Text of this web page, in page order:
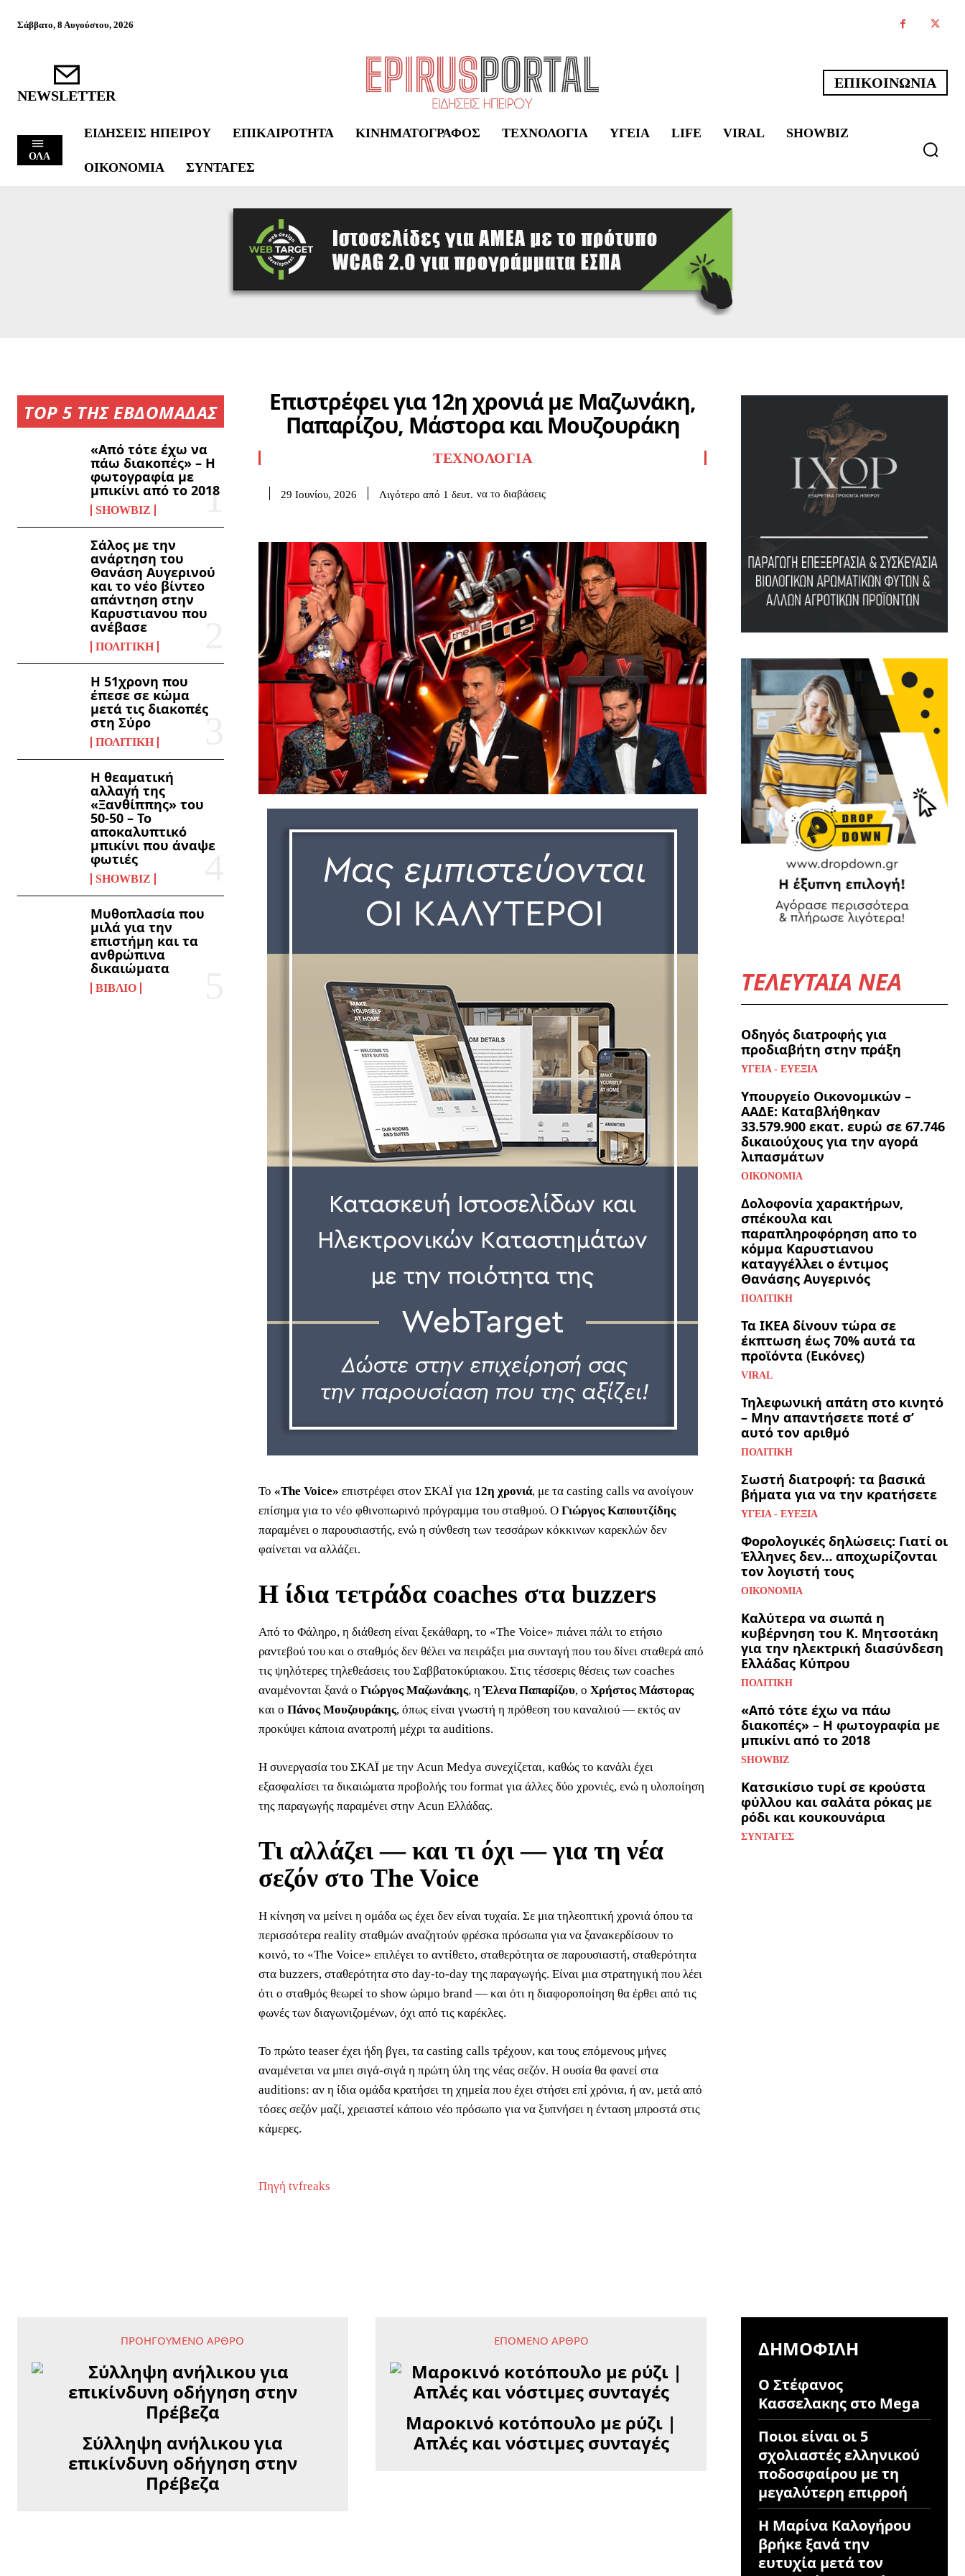
Σάββατο, 8 Αυγούστου, 2026
NEWSLETTER
ΕΠΙΚΟΙΝΩΝΙΑ
ΟΛΑ
ΕΙΔΉΣΕΙΣ ΗΠΕΊΡΟΥ ΕΠΙΚΑΙΡΌΤΗΤΑ ΚΙΝΗΜΑΤΟΓΡΆΦΟΣ ΤΕΧΝΟΛΟΓΊΑ ΥΓΕΊΑ LIFE VIRAL SHOWBIZ
ΟΙΚΟΝΟΜΊΑ ΣΥΝΤΑΓΈΣ
TOP 5 ΤΗΣ ΕΒΔΟΜΑΔΑΣ
«Από τότε έχω να
πάω διακοπές» – Η
φωτογραφία με
μπικίνι από το 2018
SHOWBIZ
Σάλος με την
ανάρτηση του
Θανάση Αυγερινού
και το νέο βίντεο
απάντηση στην
Καρυστιανου που
ανέβασε
ΠΟΛΙΤΙΚΉ
Η 51χρονη που
έπεσε σε κώμα
μετά τις διακοπές
στη Σύρο
ΠΟΛΙΤΙΚΉ
Η θεαματική
αλλαγή της
«Ξανθίππης» του
50-50 – Το
αποκαλυπτικό
μπικίνι που άναψε
φωτιές
SHOWBIZ
Μυθοπλασία που
μιλά για την
επιστήμη και τα
ανθρώπινα
δικαιώματα
ΒΙΒΛΊΟ
Επιστρέφει για 12η χρονιά με Μαζωνάκη,
Παπαρίζου, Μάστορα και Μουζουράκη
ΤΕΧΝΟΛΟΓΊΑ
29 Ιουνίου, 2026 Λιγότερο από 1 δευτ. να το διαβάσεις
Το «The Voice» επιστρέφει στον ΣΚΑΪ για 12η χρονιά, με τα casting calls να ανοίγουν
επίσημα για το νέο φθινοπωρινό πρόγραμμα του σταθμού. Ο Γιώργος Καπουτζίδης
παραμένει ο παρουσιαστής, ενώ η σύνθεση των τεσσάρων κόκκινων καρεκλών δεν
φαίνεται να αλλάζει.
Η ίδια τετράδα coaches στα buzzers
Από το Φάληρο, η διάθεση είναι ξεκάθαρη, το «The Voice» πιάνει πάλι το ετήσιο
ραντεβού του και ο σταθμός δεν θέλει να πειράξει μια συνταγή που του δίνει σταθερά από
τις ψηλότερες τηλεθεάσεις του Σαββατοκύριακου. Στις τέσσερις θέσεις των coaches
αναμένονται ξανά ο Γιώργος Μαζωνάκης, ηΈλενα Παπαρίζου, ο Χρήστος Μάστορας
και ο Πάνος Μουζουράκης, όπως είναι γνωστή η πρόθεση του καναλιού — εκτός αν
προκύψει κάποια ανατροπή μέχρι τα auditions.
Η συνεργασία του ΣΚΑΪ με την Acun Medya συνεχίζεται, καθώς το κανάλι έχει
εξασφαλίσει τα δικαιώματα προβολής του format για άλλες δύο χρονιές, ενώ η υλοποίηση
της παραγωγής παραμένει στην Acun Ελλάδας.
Τι αλλάζει — και τι όχι — για τη νέα
σεζόν στο The Voice
Η κίνηση να μείνει η ομάδα ως έχει δεν είναι τυχαία. Σε μια τηλεοπτική χρονιά όπου τα
περισσότερα reality σταθμών αναζητούν φρέσκα πρόσωπα για να ξανακερδίσουν το
κοινό, το «The Voice» επιλέγει το αντίθετο, σταθερότητα σε παρουσιαστή, σταθερότητα
στα buzzers, σταθερότητα στο day-to-day της παραγωγής. Είναι μια στρατηγική που λέει
ότι ο σταθμός θεωρεί το show ώριμο brand — και ότι η διαφοροποίηση θα έρθει από τις
φωνές των διαγωνιζομένων, όχι από τις καρέκλες.
Το πρώτο teaser έχει ήδη βγει, τα casting calls τρέχουν, και τους επόμενους μήνες
αναμένεται να μπει σιγά-σιγά η πρώτη ύλη της νέας σεζόν. Η ουσία θα φανεί στα
auditions: αν η ίδια ομάδα κρατήσει τη χημεία που έχει στήσει επί χρόνια, ή αν, μετά από
τόσες σεζόν μαζί, χρειαστεί κάποιο νέο πρόσωπο για να ξυπνήσει η ένταση μπροστά στις
κάμερες.
Πηγή tvfreaks
ΤΕΛΕΥΤΑΙΑ ΝΕΑ
Οδηγός διατροφής για
προδιαβήτη στην πράξη
ΥΓΕΊΑ - ΕΥΕΞΊΑ
Υπουργείο Οικονομικών –
ΑΑΔΕ: Καταβλήθηκαν
33.579.900 εκατ. ευρώ σε 67.746
δικαιούχους για την αγορά
λιπασμάτων
ΟΙΚΟΝΟΜΊΑ
Δολοφονία χαρακτήρων,
σπέκουλα και
παραπληροφόρηση απο το
κόμμα Καρυστιανου
καταγγέλλει ο έντιμος
Θανάσης Αυγερινός
ΠΟΛΙΤΙΚΉ
Τα ΙΚΕΑ δίνουν τώρα σε
έκπτωση έως 70% αυτά τα
προϊόντα (Εικόνες)
VIRAL
Τηλεφωνική απάτη στο κινητό
– Μην απαντήσετε ποτέ σ’
αυτό τον αριθμό
ΠΟΛΙΤΙΚΉ
Σωστή διατροφή: τα βασικά
βήματα για να την κρατήσετε
ΥΓΕΊΑ - ΕΥΕΞΊΑ
Φορολογικές δηλώσεις: Γιατί οι
Έλληνες δεν… αποχωρίζονται
τον λογιστή τους
ΟΙΚΟΝΟΜΊΑ
Καλύτερα να σιωπά η
κυβέρνηση του Κ. Μητσοτάκη
για την ηλεκτρική διασύνδεση
Ελλάδας Κύπρου
ΠΟΛΙΤΙΚΉ
«Από τότε έχω να πάω
διακοπές» – Η φωτογραφία με
μπικίνι από το 2018
SHOWBIZ
Κατσικίσιο τυρί σε κρούστα
φύλλου και σαλάτα ρόκας με
ρόδι και κουκουνάρια
ΣΥΝΤΑΓΈΣ
ΠΡΟΗΓΟΎΜΕΝΟ ΆΡΘΡΟ
Σύλληψη ανήλικου για
επικίνδυνη οδήγηση στην
Πρέβεζα
ΕΠΌΜΕΝΟ ΆΡΘΡΟ
Μαροκινό κοτόπουλο με ρύζι |
Απλές και νόστιμες συνταγές
ΔΗΜΟΦΙΛΉ
Ο Στέφανος
Κασσελακης στο Mega
Ποιοι είναι οι 5
σχολιαστές ελληνικού
ποδοσφαίρου με τη
μεγαλύτερη επιρροή
Η Μαρίνα Καλογήρου
βρήκε ξανά την
ευτυχία μετά τον